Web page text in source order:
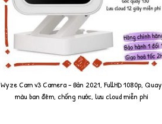
Wyze Cam v3 Camera - Bản 2021, FullHD 1080p, Quay
màu ban đêm, chống nước, lưu cloud miễn phí